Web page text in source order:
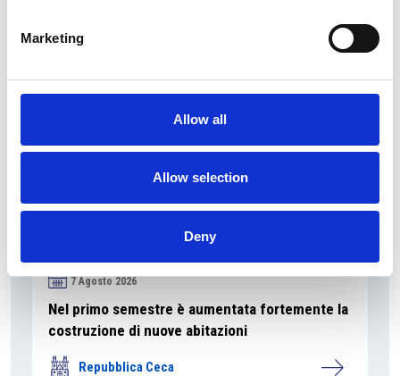
Marketing
Allow all
Allow selection
Deny
Repubblica Ceca
7 Agosto 2026
Nel primo semestre è aumentata fortemente la
costruzione di nuove abitazioni
Repubblica Ceca